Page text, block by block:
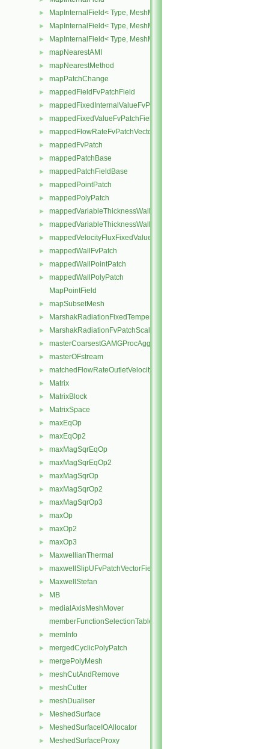
► MapInternalField< Type, MeshMapper, pointMesh >
► MapInternalField< Type, MeshMapper, surfaceMesh >
► MapInternalField< Type, MeshMapper, volMesh >
► mapNearestAMI
► mapNearestMethod
► mapPatchChange
► mappedFieldFvPatchField
► mappedFixedInternalValueFvPatchField
► mappedFixedValueFvPatchField
► mappedFlowRateFvPatchVectorField
► mappedFvPatch
► mappedPatchBase
► mappedPatchFieldBase
► mappedPointPatch
► mappedPolyPatch
► mappedVariableThicknessWallFvPatch
► mappedVariableThicknessWallPolyPatch
► mappedVelocityFluxFixedValueFvPatchField
► mappedWallFvPatch
► mappedWallPointPatch
►
mappedWallPolyPatch
MapPointField
► mapSubsetMesh
► MarshakRadiationFixedTemperatureFvPatchScalarField
► MarshakRadiationFvPatchScalarField
► masterCoarsestGAMGProcAgglomeration
► masterOFstream
► matchedFlowRateOutletVelocityFvPatchVectorField
► Matrix
► MatrixBlock
► MatrixSpace
► maxEqOp
► maxEqOp2
► maxMagSqrEqOp
► maxMagSqrEqOp2
► maxMagSqrOp
► maxMagSqrOp2
► maxMagSqrOp3
► maxOp
► maxOp2
► maxOp3
► MaxwellianThermal
► maxwellSlipUFvPatchVectorField
► MaxwellStefan
► MB
►
medialAxisMeshMover
memberFunctionSelectionTables
► memInfo
► mergedCyclicPolyPatch
► mergePolyMesh
► meshCutAndRemove
► meshCutter
► meshDualiser
► MeshedSurface
► MeshedSurfaceIOAllocator
► MeshedSurfaceProxy